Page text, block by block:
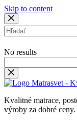
Skip to content
No results
Kvalitné matrace,
výroby za dobré ceny.